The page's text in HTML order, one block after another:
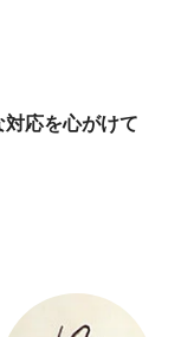
応を心がけて